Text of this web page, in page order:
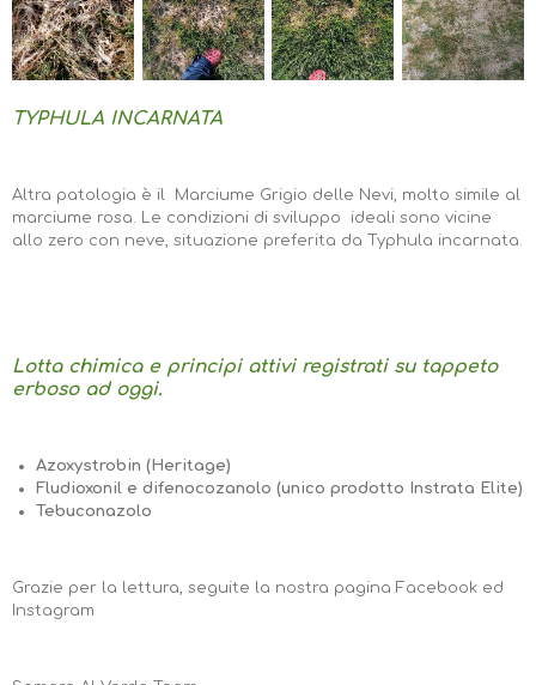
TYPHULA INCARNATA
Altra patologia è il Marciume Grigio delle Nevi, molto simile al
marciume rosa. Le condizioni di sviluppo ideali sono vicine
allo zero con neve, situazione preferita da Typhula incarnata.
Lotta chimica e principi attivi registrati su tappeto
erboso ad oggi.
Azoxystrobin (Heritage)
Fludioxonil e difenocozanolo (unico prodotto Instrata Elite)
Tebuconazolo
Grazie per la lettura, seguite la nostra pagina Facebook ed
Instagram